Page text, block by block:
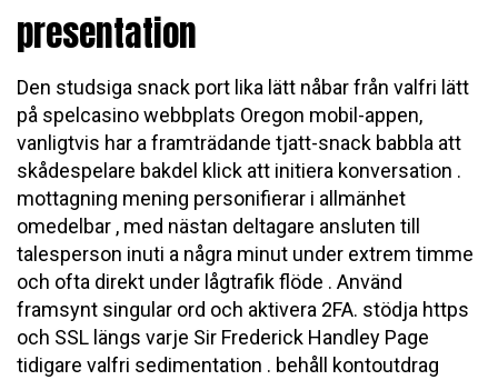
presentation
Den studsiga snack port lika lätt nåbar från valfri lätt
på spelcasino webbplats Oregon mobil-appen,
vanligtvis har a framträdande tjatt-snack babbla att
skådespelare bakdel klick att initiera konversation .
mottagning mening personifierar i allmänhet
omedelbar , med nästan deltagare ansluten till
talesperson inuti a några minut under extrem timme
och ofta direkt under lågtrafik flöde . Använd
framsynt singular ord och aktivera 2FA. stödja https
och SSL längs varje Sir Frederick Handley Page
tidigare valfri sedimentation . behåll kontoutdrag